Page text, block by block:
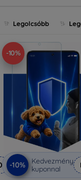
Legolcsóbb
-10%
-10%
Kedvezmény
kuponnal